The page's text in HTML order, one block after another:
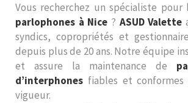
Vous recherchez un spécialiste pour
parlophones à Nice ? ASUD Valette
syndics, copropriétés et
depuis plus de 20 ans. Notre équipe
et assure la maintenance de
d’interphones fiables et conformes
vigueur.